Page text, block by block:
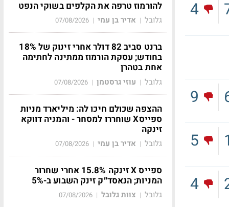
4
9
5
4
להורמוז טרפה את הקלפים בשוקי הנפט
גלובל | אדיר בן עמי |
07/08/2026
ברנט סביב 82 דולר אחרי זינוק של 18%
בחודש; עסקת הורמוז ממתינה לחתימה
אחת בטהרן
גלובל | עוזי גרסטמן |
07/08/2026
ההצפה שכולם חיכו לה: מיליארד מניות
ספייסX שוחררו למסחר - והמניה דווקא
זינקה
גלובל | אדיר בן עמי |
07/08/2026
ספייס X זינקה 15.8% אחרי שחרור
המניות; הנאסד״ק זינק השבוע ב-5%
גלובל | צוות גלובל |
07/08/2026